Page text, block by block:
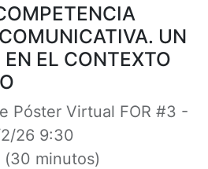
UN
EL CONTEXTO
Póster Virtual FOR #3 -
26 9:30
(30 minutos)